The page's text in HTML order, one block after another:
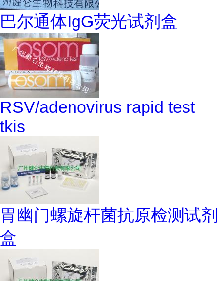
巴尔通体IgG荧光试剂盒
RSV/adenovirus rapid test
tkis
胃幽门螺旋杆菌抗原检测试剂
盒